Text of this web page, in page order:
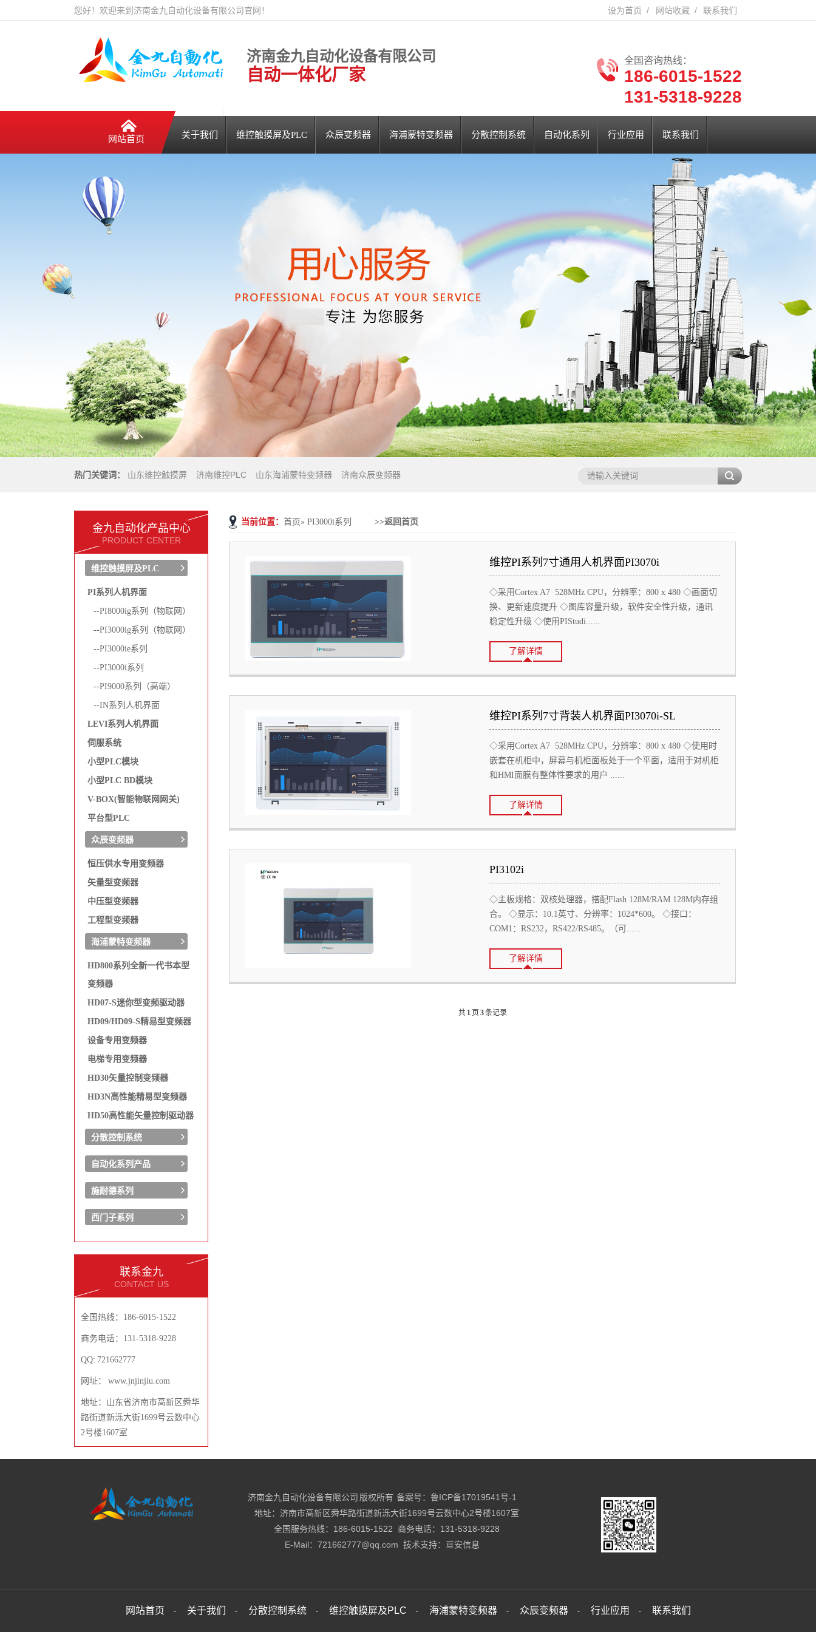
设为首页 / 网站收藏 / 联系我们
您好！欢迎来到济南金九自动化设备有限公司官网！
济南金九自动化设备有限公司
自动一体化厂家
全国咨询热线：
186-6015-1522
131-5318-9228
网站首页 关于我们 维控触摸屏及PLC 众辰变频器 海浦蒙特变频器 分散控制系统 自动化系列 行业应用 联系我们
热门关键词： 山东维控触摸屏 济南维控PLC 山东海浦蒙特变频器 济南众辰变频器
当前位置： 首页» PI3000i系列 >>返回首页
维控PI系列7寸通用人机界面PI3070i
◇采用Cortex A7 528MHz CPU，分辨率：800 x 480 ◇画面切
换、更新速度提升 ◇图库容量升级，软件安全性升级，通讯
稳定性升级 ◇使用PIStudi......
了解详情
维控PI系列7寸背装人机界面PI3070i-SL
◇采用Cortex A7 528MHz CPU，分辨率：800 x 480 ◇使用时
嵌套在机柜中，屏幕与机柜面板处于一个平面，适用于对机柜
和HMI面膜有整体性要求的用户 ......
了解详情
PI3102i
◇主板规格：双核处理器，搭配Flash 128M/RAM 128M内存组
合。 ◇显示：10.1英寸、分辨率：1024*600。 ◇接口：
COM1：RS232，RS422/RS485。（可......
了解详情
共 1 页 3条记录
金九自动化产品中心
PRODUCT CENTER
维控触摸屏及PLC
PI系列人机界面
--PI8000ig系列（物联网）
--PI3000ig系列（物联网）
--PI3000ie系列
--PI3000i系列
--PI9000系列（高端）
--IN系列人机界面
LEVI系列人机界面
伺服系统
小型PLC模块
小型PLC BD模块
V-BOX(智能物联网网关)
平台型PLC
众辰变频器
恒压供水专用变频器
矢量型变频器
中压型变频器
工程型变频器
海浦蒙特变频器
HD800系列全新一代书本型
变频器
HD07-S迷你型变频驱动器
HD09/HD09-S精易型变频器
设备专用变频器
电梯专用变频器
HD30矢量控制变频器
HD3N高性能精易型变频器
HD50高性能矢量控制驱动器
分散控制系统
自动化系列产品
施耐德系列
西门子系列
联系金九
CONTACT US
全国热线：186-6015-1522
商务电话：131-5318-9228
QQ: 721662777
网址： www.jnjinjiu.com
地址：山东省济南市高新区舜华
路街道新泺大街1699号云数中心
2号楼1607室
济南金九自动化设备有限公司 版权所有 备案号： 鲁ICP备17019541号-1
地址：济南市高新区舜华路街道新泺大街1699号云数中心2号楼1607室
全国服务热线：186-6015-1522 商务电话：131-5318-9228
E-Mail：721662777@qq.com 技术支持： 亘安信息
网站首页 - 关于我们 - 分散控制系统 - 维控触摸屏及PLC - 海浦蒙特变频器 - 众辰变频器 - 行业应用 - 联系我们